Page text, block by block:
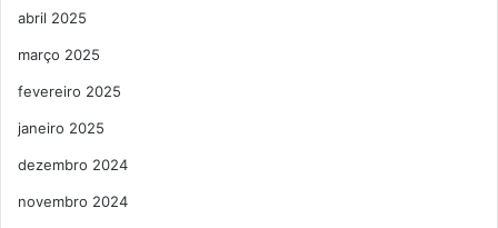
abril 2025
março 2025
fevereiro 2025
janeiro 2025
dezembro 2024
novembro 2024